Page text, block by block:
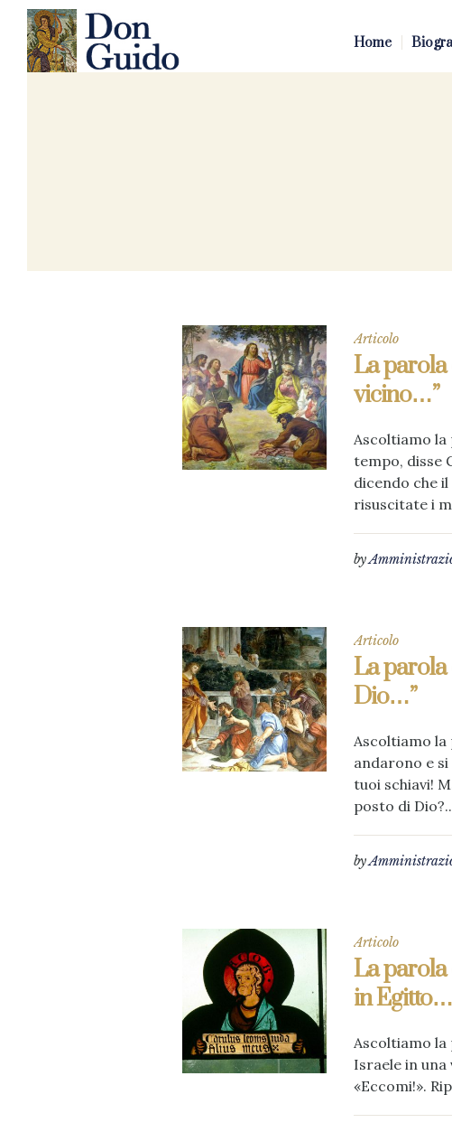
Home
Articolo
La parola
vicino…”
Ascoltiamo la
tempo, disse
dicendo che
risuscitate i
by
Articolo
La parola
Dio…”
Ascoltiamo la
andarono e
tuoi schiavi!
posto di
by
Articolo
La parola
in
Ascoltiamo la
Israele in una
«Eccomi!».